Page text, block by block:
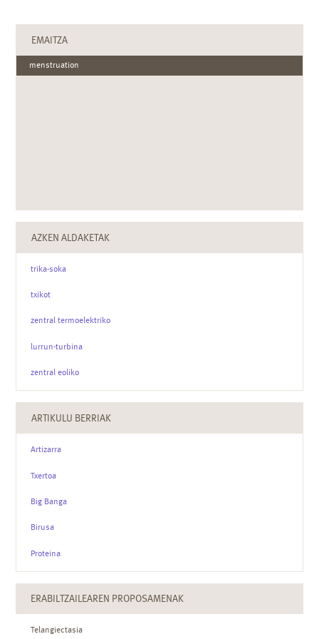
EMAITZA
menstruation
AZKEN ALDAKETAK
trika-soka
txikot
zentral termoelektriko
lurrun-turbina
zentral eoliko
ARTIKULU BERRIAK
Artizarra
Txertoa
Big Banga
Birusa
Proteina
ERABILTZAILEAREN PROPOSAMENAK
Telangiectasia